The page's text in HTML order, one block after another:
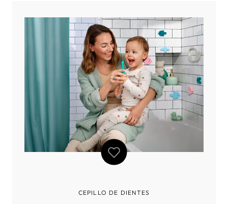
CEPILLO DE DIENTES